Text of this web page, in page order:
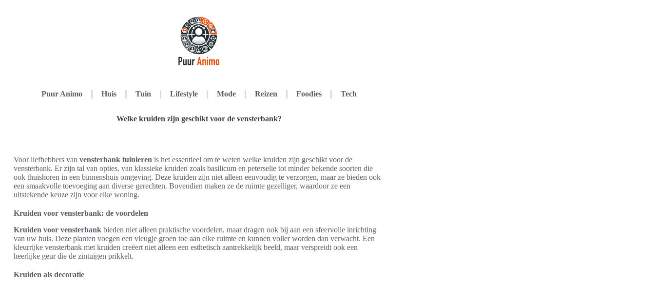
Puur Animo Huis Tuin Lifestyle Mode Reizen Foodies Tech
Welke kruiden zijn geschikt voor de vensterbank?
Voor liefhebbers van vensterbank tuinieren is het essentieel om te weten welke kruiden zijn geschikt voor de
vensterbank. Er zijn tal van opties, van klassieke kruiden zoals basilicum en peterselie tot minder bekende soorten die
ook thuishoren in een binnenshuis omgeving. Deze kruiden zijn niet alleen eenvoudig te verzorgen, maar ze bieden ook
een smaakvolle toevoeging aan diverse gerechten. Bovendien maken ze de ruimte gezelliger, waardoor ze een
uitstekende keuze zijn voor elke woning.
Kruiden voor vensterbank: de voordelen
Kruiden voor vensterbank bieden niet alleen praktische voordelen, maar dragen ook bij aan een sfeervolle inrichting
van uw huis. Deze planten voegen een vleugje groen toe aan elke ruimte en kunnen voller worden dan verwacht. Een
kleurrijke vensterbank met kruiden creëert niet alleen een esthetisch aantrekkelijk beeld, maar verspreidt ook een
heerlijke geur die de zintuigen prikkelt.
Kruiden als decoratie